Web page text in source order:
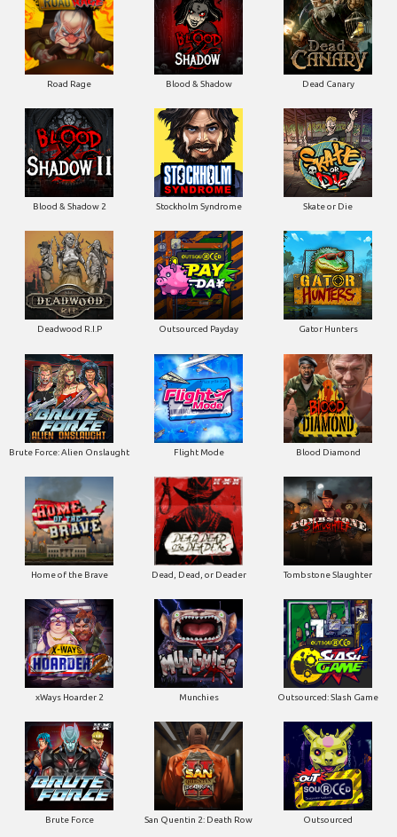
Road Rage Blood & Shadow Dead Canary
Blood & Shadow 2 Stockholm Syndrome Skate or Die
Deadwood R.I.P Outsourced Payday Gator Hunters
Brute Force: Alien Onslaught Flight Mode Blood Diamond
Home of the Brave Dead, Dead, or Deader Tombstone Slaughter
xWays Hoarder 2 Munchies Outsourced: Slash Game
Brute Force San Quentin 2: Death Row Outsourced